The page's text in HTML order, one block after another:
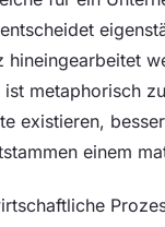
hineingearbeitet
metaphorisch
existieren,
einem